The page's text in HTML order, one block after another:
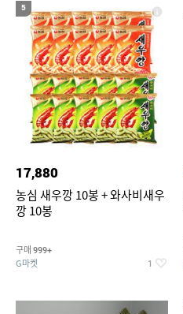
5
17,880
농심 새우깡 10봉 + 와사비새우
깡 10봉
구매 999+
G마켓 1